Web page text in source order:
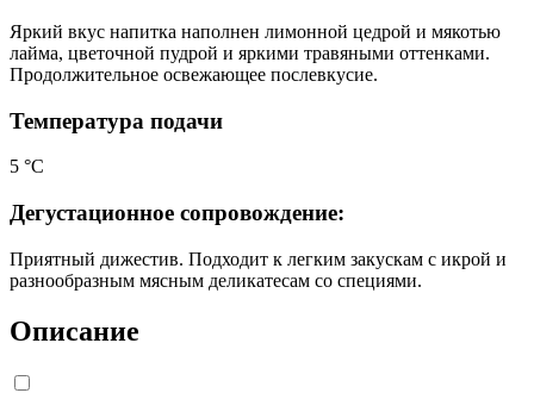
Яркий вкус напитка наполнен лимонной цедрой и мякотью
лайма, цветочной пудрой и яркими травяными оттенками.
Продолжительное освежающее послевкусие.
Температура подачи
5 °С
Дегустационное сопровождение:
Приятный дижестив. Подходит к легким закускам с икрой и
разнообразным мясным деликатесам со специями.
Описание